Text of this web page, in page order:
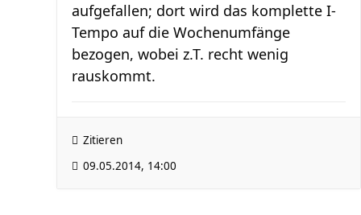
aufgefallen; dort wird das komplette I-
Tempo auf die Wochenumfänge
bezogen, wobei z.T. recht wenig
rauskommt.
Zitieren
09.05.2014, 14:00